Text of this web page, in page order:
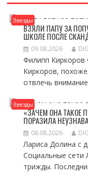
Звезды
ВЗЯЛИ ПАПУ ЗА
ШКОЛЕ ПОСЛЕ
09.08.2026
Филипп
Киркоров,
отвлечь
Звезды
«ЗАЧЕМ ОНА ТАКОЕ
ПОРАЗИЛА
08.08.2026
Лариса Долина с
Социальные сети
трижды.